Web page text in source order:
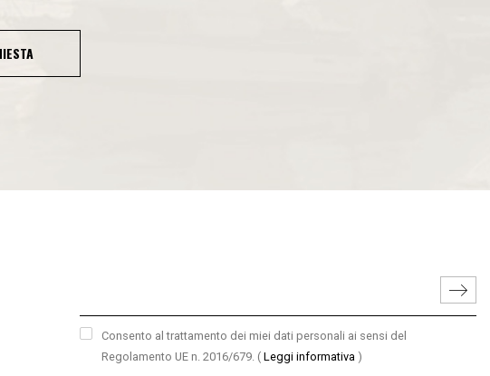
Consento al trattamento dei miei dati personali ai sensi del
Regolamento UE n. 2016/679. ( Leggi informativa )